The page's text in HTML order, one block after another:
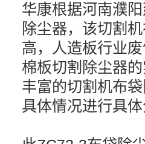
华康根据河南濮
除尘器，该切割
高，人造板行业
棉板切割除尘器
丰富的切割机布
具体情况进行具